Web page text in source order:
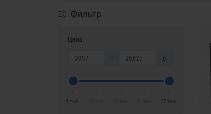
Фильтр
Цена
- р.
4 тыс. 27 тыс.